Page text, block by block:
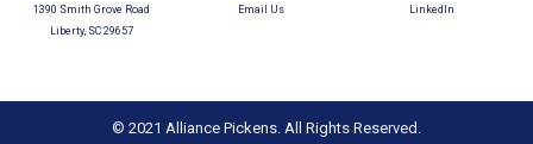
1390 Smith Grove Road
Liberty, SC 29657
Email Us
LinkedIn
© 2021 Alliance Pickens. All Rights Reserved.